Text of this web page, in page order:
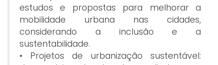
estudos e propostas para melhorar a
mobilidade urbana nas cidades,
considerando a inclusão e a
sustentabilidade.
• Projetos de urbanização sustentável: